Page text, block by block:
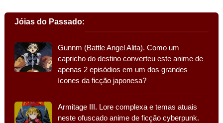
Jóias do Passado:
Gunnm (Battle Angel Alita). Como um
capricho do destino converteu este anime de
apenas 2 episódios em um dos grandes
ícones da ficção japonesa?
Armitage III. Lore complexa e temas atuais
neste ofuscado anime de ficção cyberpunk.